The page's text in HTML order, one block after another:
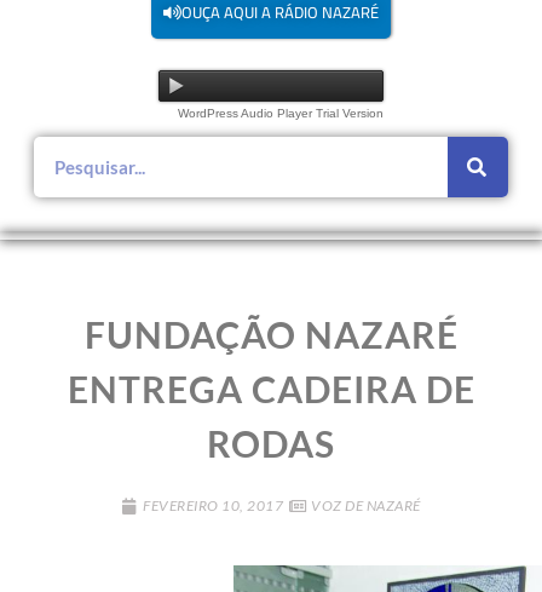
OUÇA AQUI A RÁDIO NAZARÉ
WordPress Audio Player Trial Version
FUNDAÇÃO NAZARÉ
ENTREGA CADEIRA DE
RODAS
FEVEREIRO 10, 2017 VOZ DE NAZARÉ